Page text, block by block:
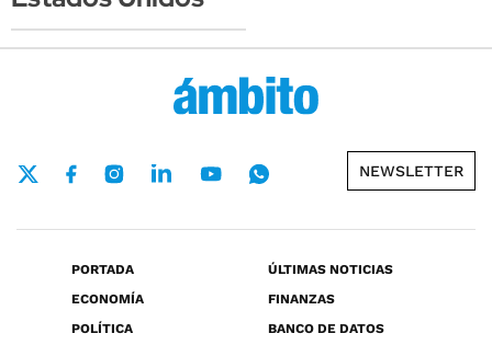
NEWSLETTER
PORTADA
ÚLTIMAS NOTICIAS
ECONOMÍA
FINANZAS
POLÍTICA
BANCO DE DATOS